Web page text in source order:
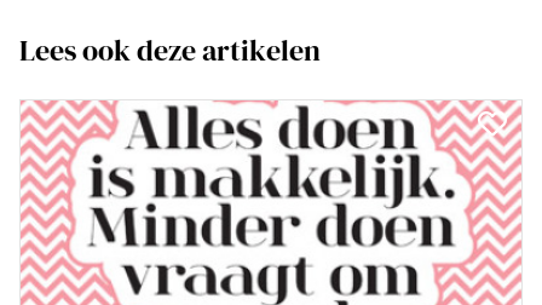
Lees ook deze artikelen